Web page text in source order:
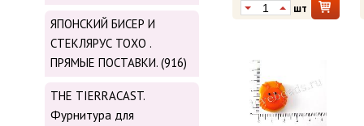
ЯПОНСКИЙ БИСЕР И
СТЕКЛЯРУС TOХО .
ПРЯМЫЕ ПОСТАВКИ. (916)
THE TIERRACAST.
Фурнитура для
шт